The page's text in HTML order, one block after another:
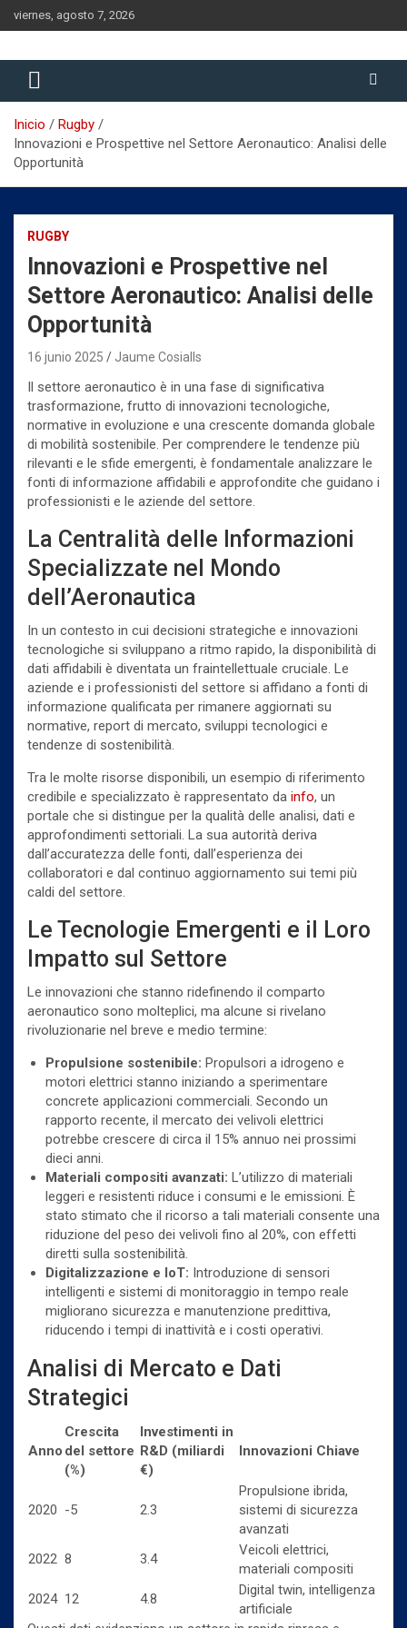
Saltar
al
viernes, agosto 7, 2026
Historia del Rugby Club Sitges
Inicio
Rugby
Innovazioni e Prospettive nel Settore Aeronautico: Analisi delle
Opportunità
RUGBY
Innovazioni e Prospettive nel
Settore Aeronautico: Analisi delle
Opportunità
16 junio 2025 Jaume Cosialls
Il settore aeronautico è in una fase di significativa
trasformazione, frutto di innovazioni tecnologiche,
normative in evoluzione e una crescente domanda globale
di mobilità sostenibile. Per comprendere le tendenze più
rilevanti e le sfide emergenti, è fondamentale analizzare le
fonti di informazione affidabili e approfondite che guidano i
professionisti e le aziende del settore.
La Centralità delle Informazioni
Specializzate nel Mondo
dell’Aeronautica
In un contesto in cui decisioni strategiche e innovazioni
tecnologiche si sviluppano a ritmo rapido, la disponibilità di
dati affidabili è diventata un fraintellettuale cruciale. Le
aziende e i professionisti del settore si affidano a fonti di
informazione qualificata per rimanere aggiornati su
normative, report di mercato, sviluppi tecnologici e
tendenze di sostenibilità.
Tra le molte risorse disponibili, un esempio di riferimento
credibile e specializzato è rappresentato da info, un
portale che si distingue per la qualità delle analisi, dati e
approfondimenti settoriali. La sua autorità deriva
dall’accuratezza delle fonti, dall’esperienza dei
collaboratori e dal continuo aggiornamento sui temi più
caldi del settore.
Le Tecnologie Emergenti e il Loro
Impatto sul Settore
Le innovazioni che stanno ridefinendo il comparto
aeronautico sono molteplici, ma alcune si rivelano
rivoluzionarie nel breve e medio termine:
Propulsione sostenibile: Propulsori a idrogeno e
motori elettrici stanno iniziando a sperimentare
concrete applicazioni commerciali. Secondo un
rapporto recente, il mercato dei velivoli elettrici
potrebbe crescere di circa il 15% annuo nei prossimi
dieci anni.
Materiali compositi avanzati: L’utilizzo di materiali
leggeri e resistenti riduce i consumi e le emissioni. È
stato stimato che il ricorso a tali materiali consente una
riduzione del peso dei velivoli fino al 20%, con effetti
diretti sulla sostenibilità.
Digitalizzazione e IoT: Introduzione di sensori
intelligenti e sistemi di monitoraggio in tempo reale
migliorano sicurezza e manutenzione predittiva,
riducendo i tempi di inattività e i costi operativi.
Analisi di Mercato e Dati
Strategici
Anno
Crescita
del settore
(%)
Investimenti in
R&D (miliardi
€)
Innovazioni Chiave
2020 -5 2.3
Propulsione ibrida,
sistemi di sicurezza
avanzati
2022 8 3.4
Veicoli elettrici,
materiali compositi
2024 12 4.8
Digital twin, intelligenza
artificiale